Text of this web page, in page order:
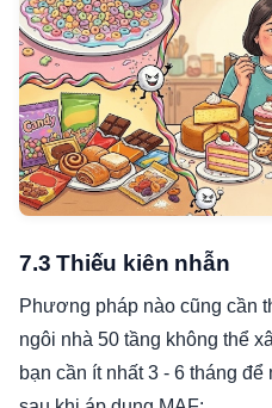
7.3 Thiếu kiên nhẫn
Phương pháp nào cũng cần
ngôi nhà 50 tầng không thể
bạn cần ít nhất 3 - 6 tháng